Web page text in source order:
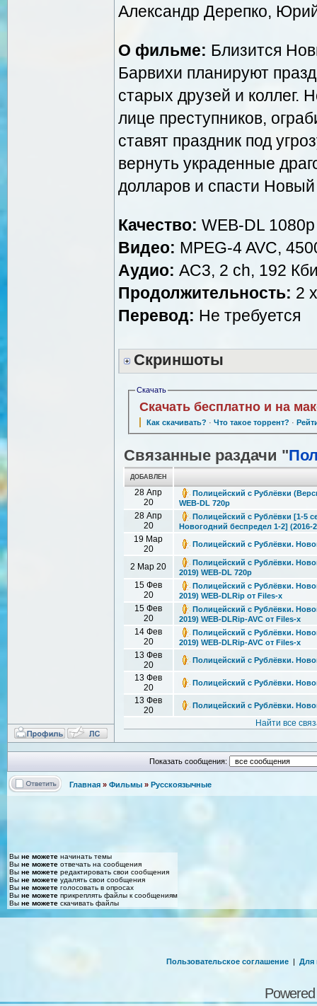
Александр Дерепко,
О фильме: Близится
Барвихи планируют
старых друзей и коллег.
лице преступников,
ставят праздник под
вернуть украденные
долларов и спасти Новый
Качество: WEB-DL 1080p
Видео: MPEG-4 AVC,
Аудио: AC3, 2 ch, 192
Продолжительность: 2
Перевод: Не требуется
Скриншоты
Скачать
Скачать бесплатно и на
Как скачивать? · Что такое торрент? ·
Связанные раздачи "
ДОБАВЛЕН
28 Апр
20
Полицейский с Рублёвки
WEB-DL 720p
28 Апр
20
Полицейский с Рублёвки [1-5
Новогодний беспредел 1-2] (2016-
19 Мар
20
Полицейский с Рублёвки.
2 Мар 20
Полицейский с Рублёвки.
2019) WEB-DL 720p
15 Фев
20
Полицейский с Рублёвки.
2019) WEB-DLRip от Files-x
15 Фев
20
Полицейский с Рублёвки.
2019) WEB-DLRip-AVC от Files-x
14 Фев
20
Полицейский с Рублёвки.
2019) WEB-DLRip-AVC от Files-x
13 Фев
20
Полицейский с Рублёвки.
13 Фев
20
Полицейский с Рублёвки.
13 Фев
20
Полицейский с Рублёвки.
Найти все
Показать сообщения:
Главная » Фильмы » Русскоязычные
Вы не можете начинать темы
Вы не можете отвечать на сообщения
Вы не можете редактировать свои сообщения
Вы не можете удалять свои сообщения
Вы не можете голосовать в опросах
Вы не можете прикреплять файлы к сообщениям
Вы не можете скачивать файлы
Пользовательское соглашение | Для